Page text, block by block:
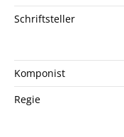
Schriftsteller
Komponist
Regie